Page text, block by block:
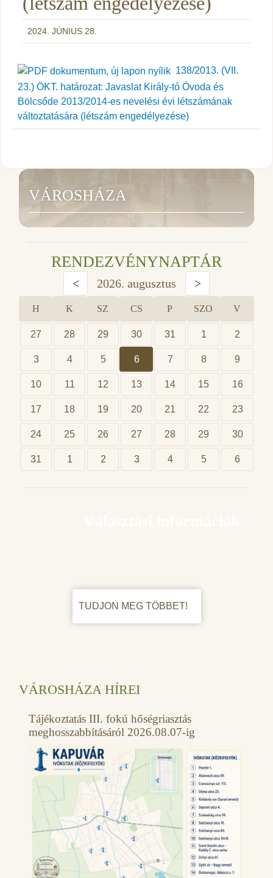
2024. JÚNIUS 28.
138/2013. (VII.
23.) ÖKT. határozat: Javaslat Király-tó Óvoda és
Bölcsőde 2013/2014-es nevelési évi létszámának
változtatására (létszám engedélyezése)
VÁROSHÁZA
RENDEZVÉNYNAPTÁR
< 2026. augusztus >
H K SZ CS P SZO V
27 28 29 30 31 1 2
3 4 5 6 7 8 9
10 11 12 13 14 15 16
17 18 19 20 21 22 23
24 25 26 27 28 29 30
31 1 2 3 4 5 6
TUDJON MEG TÖBBET!
VÁROSHÁZA HÍREI
Tájékoztatás III. fokú hőségriasztás
meghosszabbításáról 2026.08.07-ig